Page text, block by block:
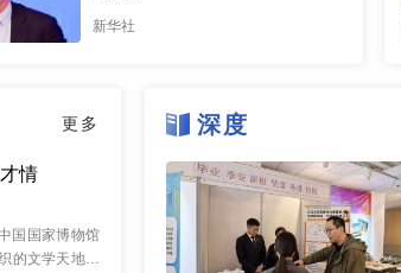
新华社
更多
情
国国家博物馆
的文学天地感
深度